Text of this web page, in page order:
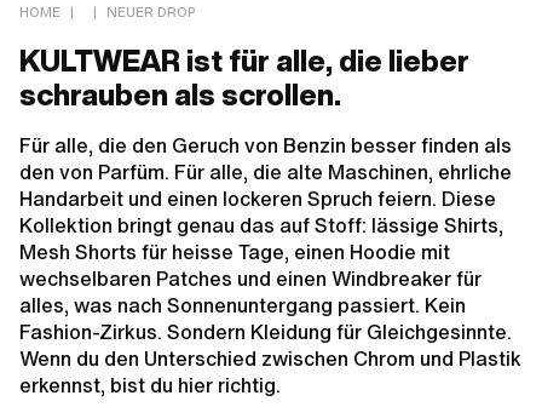
HOME | | NEUER DROP
KULTWEAR ist für alle, die lieber
schrauben als scrollen.
Für alle, die den Geruch von Benzin besser finden als
den von Parfüm. Für alle, die alte Maschinen, ehrliche
Handarbeit und einen lockeren Spruch feiern. Diese
Kollektion bringt genau das auf Stoff: lässige Shirts,
Mesh Shorts für heisse Tage, einen Hoodie mit
wechselbaren Patches und einen Windbreaker für
alles, was nach Sonnenuntergang passiert. Kein
Fashion-Zirkus. Sondern Kleidung für Gleichgesinnte.
Wenn du den Unterschied zwischen Chrom und Plastik
erkennst, bist du hier richtig.